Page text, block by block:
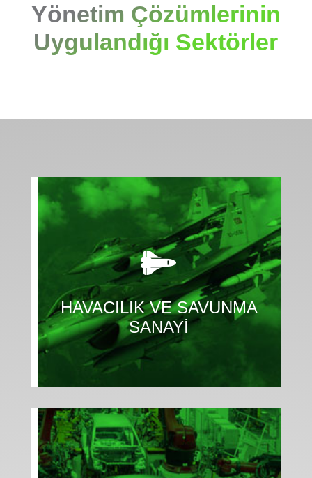
Yönetim Çözümlerinin
Uygulandığı Sektörler

HAVACILIK VE SAVUNMA
SANAYİ

Rekabet avantajı elde etmek için üretim kalitenizi
iyileştirin, verimliliğinizi artırın ve maliyetlerinizi
minimuma indirin.